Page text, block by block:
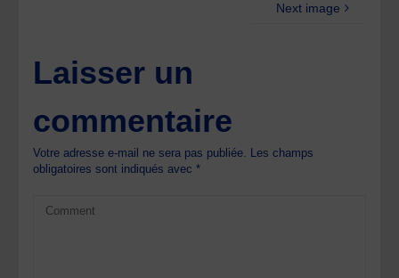
Next image
Laisser un
commentaire
Votre adresse e-mail ne sera pas publiée. Les champs
obligatoires sont indiqués avec*